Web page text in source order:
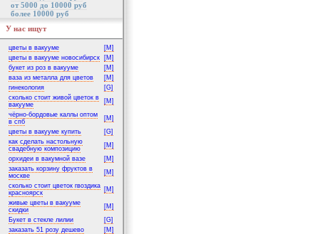
от 5000 до 10000 руб
более 10000 руб
У нас ищут
цветы в вакууме
[M]
цветы в вакууме новосибирск
[M]
букет из роз в вакууме
[M]
ваза из металла для цветов
[M]
гинекология
[G]
сколько стоит живой цветок в
вакууме
[M]
чёрно-бордовые каллы оптом
в спб
[M]
цветы в вакууме купить
[G]
как сделать настольную
свадебную композицию
[M]
орхидеи в вакумной вазе
[M]
заказать корзину фруктов в
москве
[M]
сколько стоит цветок гвоздика
красноярск
[M]
живые цветы в вакууме
скидки
[M]
Букет в стекле лилии
[G]
заказать 51 розу дешево
[M]